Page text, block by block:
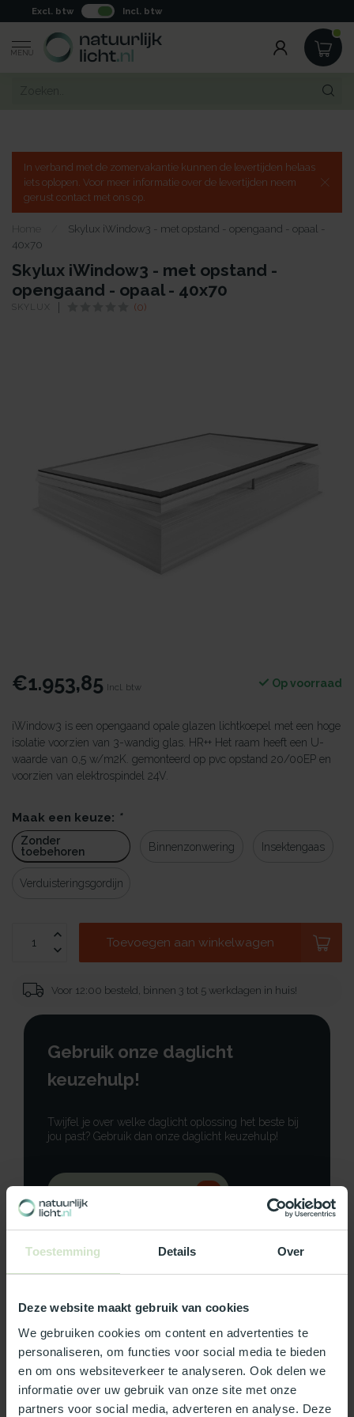
Toestemming Details Over
Deze website maakt gebruik van cookies
We gebruiken cookies om content en advertenties te
personaliseren, om functies voor social media te bieden
en om ons websiteverkeer te analyseren. Ook delen we
informatie over uw gebruik van onze site met onze
partners voor social media, adverteren en analyse. Deze
Excl. btw Incl. btw
MENU
In verband met de zomervakantie kunnen de levertijden helaas
iets oplopen. Voor meer informatie over de levertijden neem
gerust contact met ons op.
Home
Skylux iWindow3 - met opstand - opengaand - opaal -
40x70
Skylux iWindow3 - met opstand -
opengaand - opaal - 40x70
SKYLUX (0)
€1.953,85 Incl. btw Op voorraad
iWindow3 is een opengaand opale glazen lichtkoepel met een hoge
isolatie voorzien van 3-wandig glas. HR++ Het raam heeft een U-
waarde van 0,5 w/m2K. gemonteerd op pvc opstand 20/00EP en
voorzien van elektrospindel 24V.
Maak een keuze: *
Zonder
toebehoren
Binnenzonwering Insektengaas
Verduisteringsgordijn
Toevoegen aan winkelwagen
Voor 12:00 besteld, binnen 3 tot 5 werkdagen in huis!
Gebruik onze daglicht
keuzehulp!
Twijfel je over welke daglicht oplossing het beste bij
jou past? Gebruik dan onze daglicht keuzehulp!
Neem contact op
Productomschrijving
Specificaties
Reviews